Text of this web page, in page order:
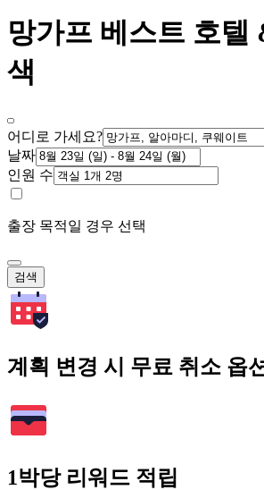
망가프 베스트 호텔
색
어디로 가세요?
날짜
인원 수
출장 목적일 경우 선택
검색
계획 변경 시 무료 취소 옵
1박당 리워드 적립